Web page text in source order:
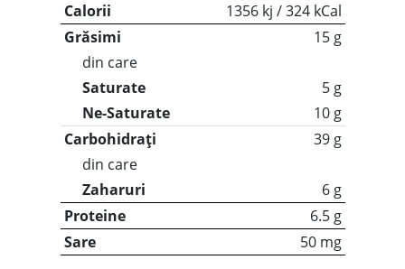
Calorii
1356 kj / 324 kCal
Grăsimi
15 g
din care
Saturate
5 g
Ne-Saturate
10 g
Carbohidrați
39 g
din care
Zaharuri
6 g
Proteine
6.5 g
Sare
50 mg